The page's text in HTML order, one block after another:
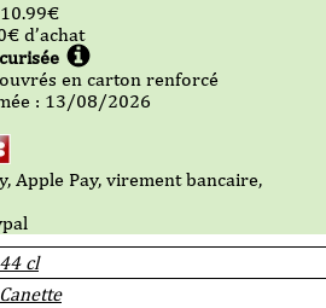
44 cl
Canette
€
€ d’achat
en carton renforcé
: 13/08/2026
Apple Pay, virement bancaire,